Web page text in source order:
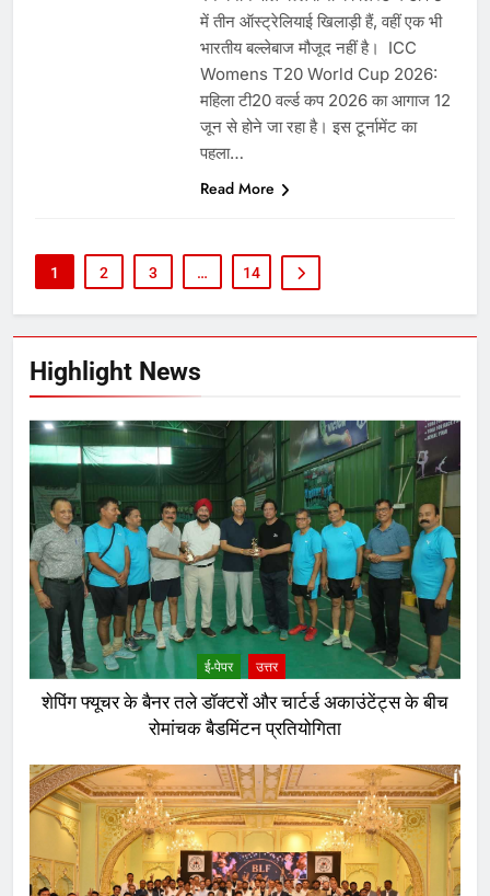
Highlight News
ई-पेपर उत्तर
शेपिंग फ्यूचर के बैनर तले डॉक्टरों और चार्टर्ड अकाउंटेंट्स के बीच
रोमांचक बैडमिंटन प्रतियोगिता
में तीन ऑस्ट्रेलियाई खिलाड़ी हैं, वहीं एक भी
भारतीय बल्लेबाज मौजूद नहीं है। ICC
Womens T20 World Cup 2026:
महिला टी20 वर्ल्ड कप 2026 का आगाज 12
जून से होने जा रहा है। इस टूर्नामेंट का
पहला…
Read More
1 2 3 … 14